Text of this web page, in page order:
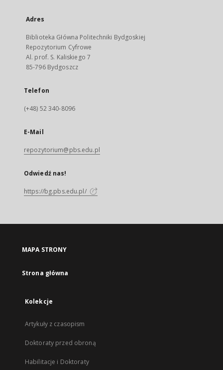
Adres
Biblioteka Główna Politechniki Bydgoskiej
Repozytorium Cyfrowe
Al. prof. S. Kaliskiego 7
85-796 Bydgoszcz
Telefon
(+48) 52 340-8096
E-Mail
repozytorium@pbs.edu.pl
Odwiedź nas!
https://bg.pbs.edu.pl/
MAPA STRONY
Strona główna
Kolekcje
Artykuły z czasopism
Doktoraty przed obroną
Habilitacje i Doktoraty